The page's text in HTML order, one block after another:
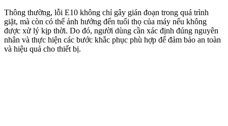
Thông thường, lỗi E10 không chỉ gây gián đoạn trong quá trình
giặt, mà còn có thể ảnh hưởng đến tuổi thọ của máy nếu không
được xử lý kịp thời. Do đó, người dùng cần xác định đúng nguyên
nhân và thực hiện các bước khắc phục phù hợp để đảm bảo an toàn
và hiệu quả cho thiết bị.